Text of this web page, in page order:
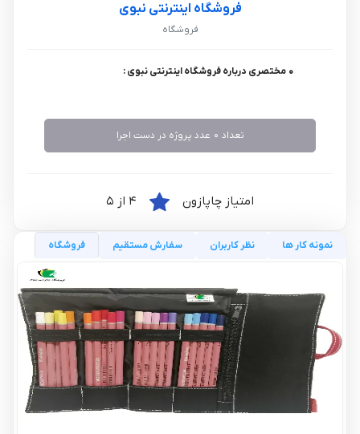
فروشگاه اینترنتی نبوی
فروشگاه
0 مختصری درباره فروشگاه اینترنتی نبوی :
تعداد 0 عدد پروژه در دست اجرا
امتیاز چاپازون
نمونه کار ها نظر کاربران سفارش مستقیم فروشگاه